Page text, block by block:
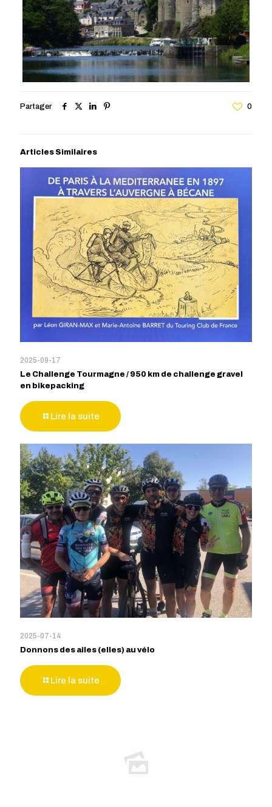
Partager 0
Articles Similaires
2025-09-17
Le Challenge Tourmagne / 950 km de challenge gravel
en bikepacking
Lire la suite
2025-07-14
Donnons des ailes (elles) au vélo
Lire la suite